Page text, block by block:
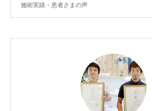
施術実績・患者さまの声